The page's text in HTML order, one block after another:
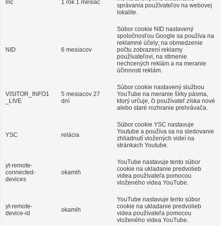
mc 1 rok 1 mesiac
správania používateľov na webovej
lokalite.
NID 6 mesiacov
Súbor cookie NID nastavený
spoločnosťou Google sa používa na
reklamné účely; na obmedzenie
počtu zobrazení reklamy
používateľovi, na stlmenie
nechcených reklám a na meranie
účinnosti reklám.
VISITOR_INFO1
_LIVE
5 mesiacov 27
dní
Súbor cookie nastavený službou
YouTube na meranie šírky pásma,
ktorý určuje, či používateľ získa nové
alebo staré rozhranie prehrávača.
YSC relácia
Súbor cookie YSC nastavuje
Youtube a používa sa na sledovanie
zhliadnutí vložených videí na
stránkach Youtube.
yt-remote-
connected-
devices
okamih
YouTube nastavuje tento súbor
cookie na ukladanie predvolieb
videa používateľa pomocou
vloženého videa YouTube.
yt-remote-
device-id
okamih
YouTube nastavuje tento súbor
cookie na ukladanie predvolieb
videa používateľa pomocou
vloženého videa YouTube.